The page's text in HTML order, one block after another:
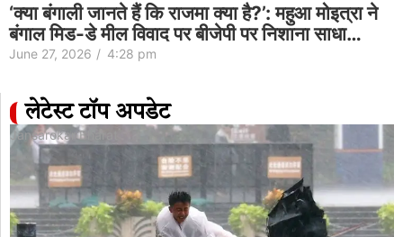
‘क्या बंगाली जानते हैं कि राजमा क्या है?’: महुआ मोइत्रा ने
बंगाल मिड-डे मील विवाद पर बीजेपी पर निशाना साधा…
June 27, 2026 / 4:28 pm
लेटेस्ट टॉप अपडेट
Jansarokar Bharat